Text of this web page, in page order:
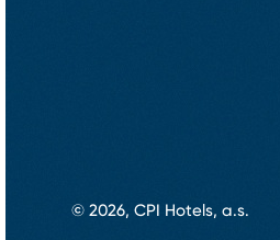
© 2026, CPI Hotels, a.s.